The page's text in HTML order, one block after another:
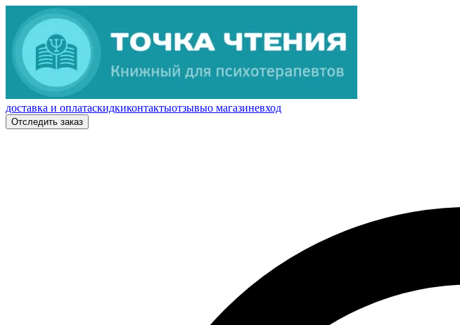
доставка и оплатаскидкиконтактыотзывыо магазиневход
Отследить заказ